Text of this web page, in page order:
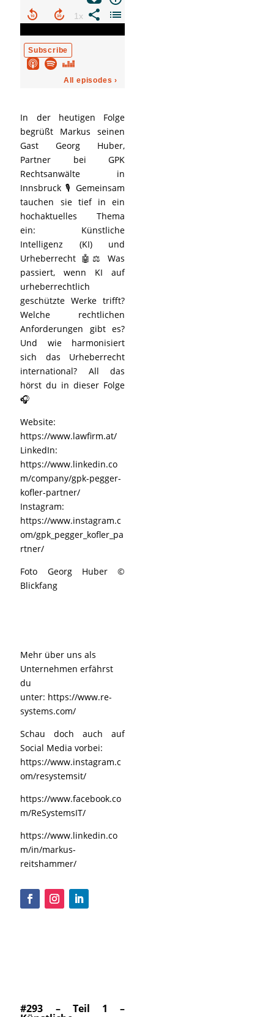
In der heutigen Folge
begrüßt Markus seinen
Gast Georg Huber,
Partner bei GPK
Rechtsanwälte in
Innsbruck 🎙️ Gemeinsam
tauchen sie tief in ein
hochaktuelles Thema
ein: Künstliche
Intelligenz (KI) und
Urheberrecht 🤖⚖️ Was
passiert, wenn KI auf
urheberrechtlich
geschützte Werke trifft?
Welche rechtlichen
Anforderungen gibt es?
Und wie harmonisiert
sich das Urheberrecht
international? All das
hörst du in dieser Folge
🎧
Website:
https://www.lawfirm.at/
LinkedIn:
https://www.linkedin.co
m/company/gpk-pegger-
kofler-partner/
Instagram:
https://www.instagram.c
om/gpk_pegger_kofler_pa
rtner/
Foto Georg Huber ©
Blickfang
Mehr über uns als
Unternehmen erfährst
du
unter: https://www.re-
systems.com/
Schau doch auch auf
Social Media vorbei:
https://www.instagram.c
om/resystemsit/
https://www.facebook.co
m/ReSystemsIT/
https://www.linkedin.co
m/in/markus-
reitshammer/
#293 – Teil 1 –